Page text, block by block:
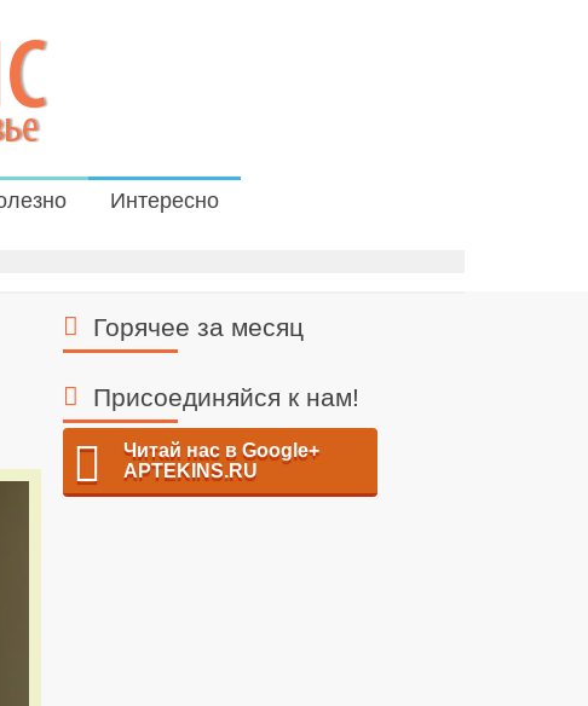
Интересно
Горячее за месяц
Присоединяйся к нам!
Читай нас в Google+
APTEKINS.RU